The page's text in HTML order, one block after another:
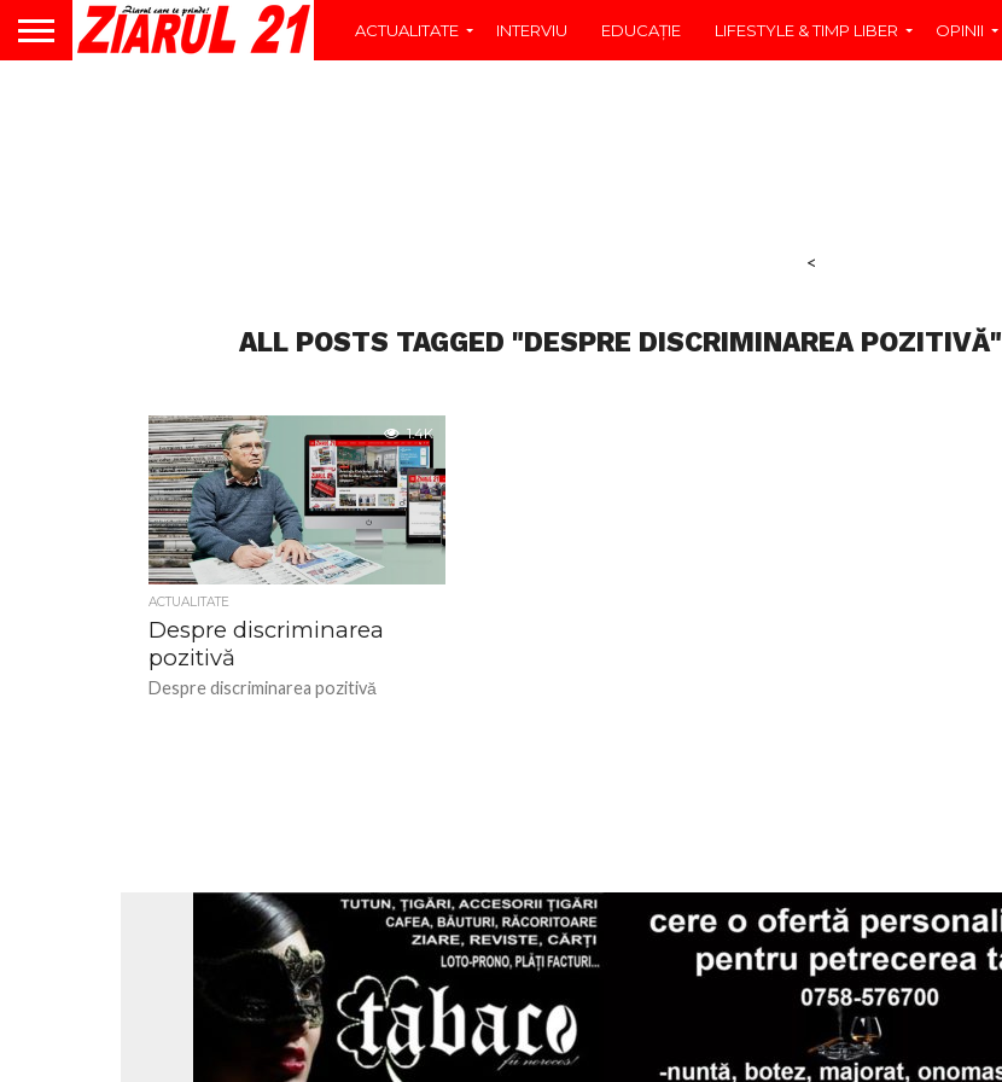
ACTUALITATE INTERVIU EDUCAŢIE LIFESTYLE & TIMP LIBER OPINII
<
ALL POSTS TAGGED "DESPRE DISCRIMINAREA POZITIVĂ"
1.4K
ACTUALITATE
Despre discriminarea
pozitivă
Despre discriminarea pozitivă